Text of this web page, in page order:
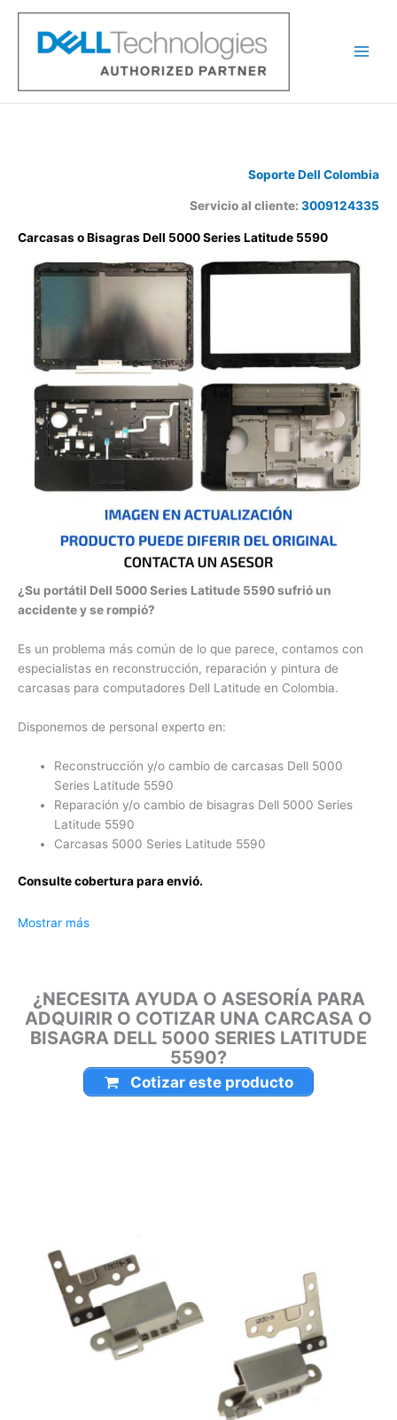
contenido
Soporte Dell Colombia
Servicio al cliente:3009124335
Carcasas o Bisagras Dell 5000 Series Latitude 5590
accidente y se rompió?
especialistas en reconstrucción, reparación y pintura de
carcasas para computadores Dell Latitude en Colombia.
Series Latitude 5590
Reparación y/o cambio de bisagras Dell 5000 Series
Latitude 5590
Carcasas 5000 Series Latitude 5590
Manizales, Florencia, Yopal, Popayán, Valledupar, Quibdó,
Armenia, Pereira, San Andrés, Bucaramanga, Sincelejo,
Ibagué, Cali, Mitú, Puerto Carreño.
¿NECESITA AYUDA O ASESORÍA PARA
ADQUIRIR O COTIZAR UNA CARCASA O
BISAGRA DELL 5000 SERIES LATITUDE
5590?
Cotizar este producto